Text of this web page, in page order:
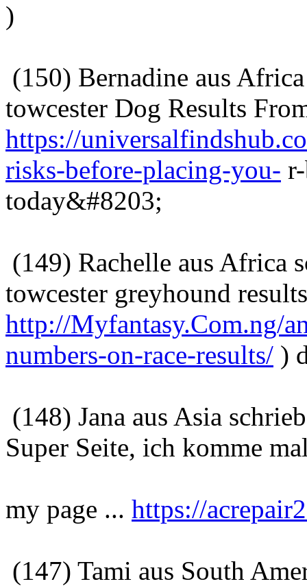
)
(150) Bernadine aus
towcester Dog Results
https://
risks-before-placing-you-
today&#8203;
(149) Rachelle aus Africa
towcester greyhound
http://Myfantasy.Com.ng/
numbers-on-race-results/ )
(148) Jana aus Asia
Super Seite, ich komme
my page ... https://
(147) Tami aus South